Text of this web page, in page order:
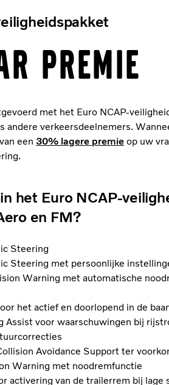
premie
met het Euro NCAP-
verkeersdeelnemers.
een 30% lagere premie op uw
het Euro NCAP-
en FM?
Steering
Steering met persoonlijke
Warning met automatische
het actief en doorlopend in de
Assist voor waarschuwingen bij
Avoidance Support ter
Warning met noodremfunctie
activering van de trailerrem bij lage